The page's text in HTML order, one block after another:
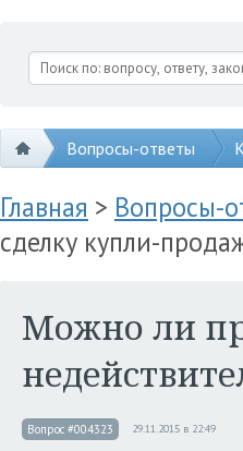
Вопросы-ответы
Главная > Вопросы-
сделку купли-
Можно ли
Вопрос #004323 29.11.2015 в 22:49